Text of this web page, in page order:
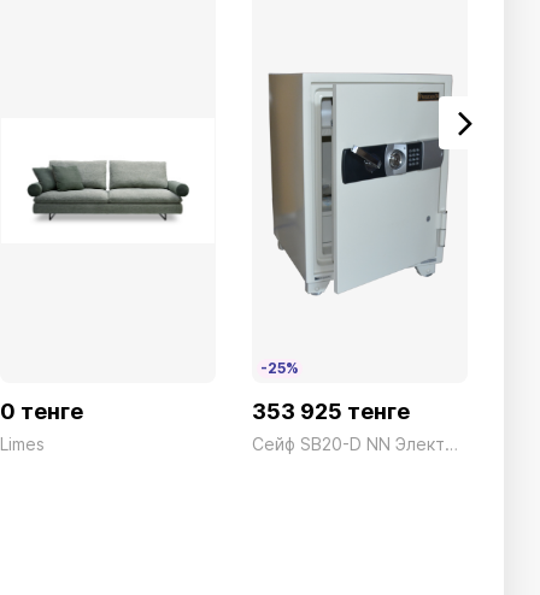
0 тенге
Limes
-25%
353 925 тенге
Сейф SB20-D NN Электронный Белый President ш530*г522*в675 110кг